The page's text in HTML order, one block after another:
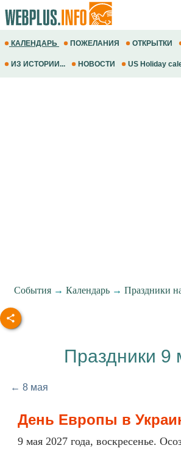
КАЛЕНДАРЬ ПОЖЕЛАНИЯ ОТКРЫТКИ
ИЗ ИСТОРИИ... НОВОСТИ US Holiday
События→ Календарь→ Праздники
Праздники 9
← 8 мая
День Европы в
9 мая 2027 года, воскресенье.